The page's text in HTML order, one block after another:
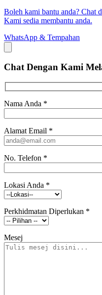
Boleh kami bantu anda? Chat
Kami sedia membantu anda.
WhatsApp & Tempahan
Chat Dengan Kami
Nama Anda *
Alamat Email *
No. Telefon *
Lokasi Anda *
Perkhidmatan Diperlukan *
Mesej